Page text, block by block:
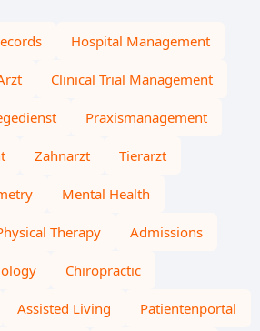
Hospital Management
Clinical Trial Management
Praxismanagement
Zahnarzt Tierarzt
Mental Health
Therapy Admissions
Chiropractic
Assisted Living Patientenportal